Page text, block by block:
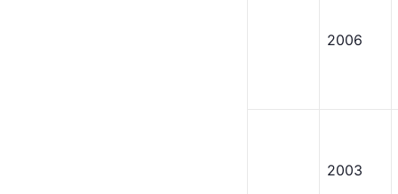
2006
2003